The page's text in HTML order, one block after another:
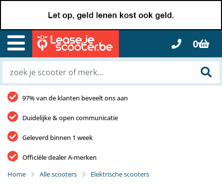
0
97% van de klanten beveelt ons aan
Duidelijke & open communicatie
Geleverd binnen 1 week
Officiële dealer A-merken
Home
Alle scooters Elektrische scooters